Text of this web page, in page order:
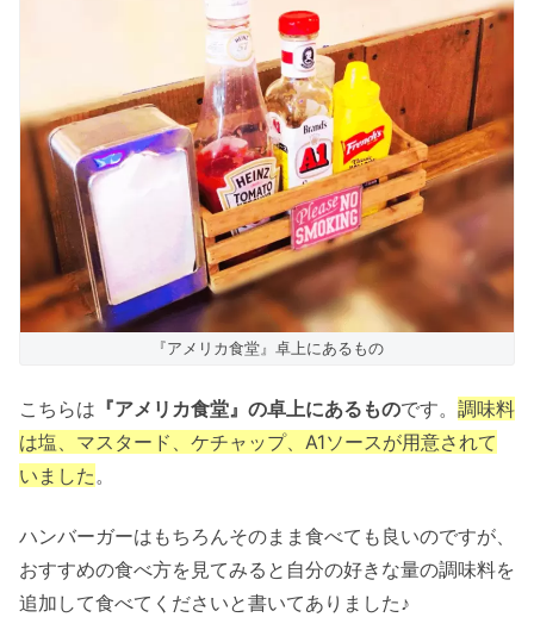
『アメリカ食堂』卓上にあるもの
こちらは 『アメリカ食堂』の卓上にあるものです。 調味料
は塩、マスタード、ケチャップ、A1ソースが用意されて
いました。
ハンバーガーはもちろんそのまま食べても良いのですが、
おすすめの食べ方を見てみると自分の好きな量の調味料を
追加して食べてくださいと書いてありました♪